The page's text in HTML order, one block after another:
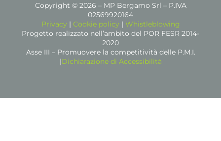
Copyright © 2026 – MP Bergamo Srl – P.IVA
02569920164
Privacy | Cookie policy | Whistleblowing
Progetto realizzato nell’ambito del POR FESR 2014-
2020
Asse III – Promuovere la competitività delle P.M.I.
|Dichiarazione di Accessibilità